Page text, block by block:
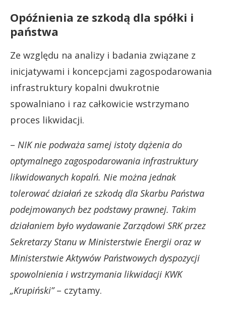
Opóźnienia ze szkodą dla spółki i
państwa
Ze względu na analizy i badania związane z
inicjatywami i koncepcjami zagospodarowania
infrastruktury kopalni dwukrotnie
spowalniano i raz całkowicie wstrzymano
proces likwidacji.
– NIK nie podważa samej istoty dążenia do
optymalnego zagospodarowania infrastruktury
likwidowanych kopalń. Nie można jednak
tolerować działań ze szkodą dla Skarbu Państwa
podejmowanych bez podstawy prawnej. Takim
działaniem było wydawanie Zarządowi SRK przez
Sekretarzy Stanu w Ministerstwie Energii oraz w
Ministerstwie Aktywów Państwowych dyspozycji
spowolnienia i wstrzymania likwidacji KWK
„Krupiński”– czytamy.